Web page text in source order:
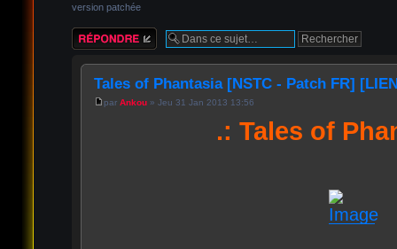
version patchée
Répondre
Tales of Phantasia [NSTC - Patch FR]
par Ankou» Jeu 31 Jan 2013 13:56
.: Tales of